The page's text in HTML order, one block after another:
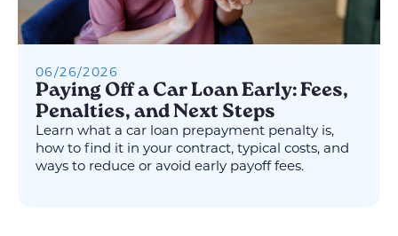
06 /26/2026
Paying Off a Car Loan Early: Fees,
Penalties, and Next Steps
Learn what a car loan prepayment penalty is,
how to find it in your contract, typical costs, and
ways to reduce or avoid early payoff fees.